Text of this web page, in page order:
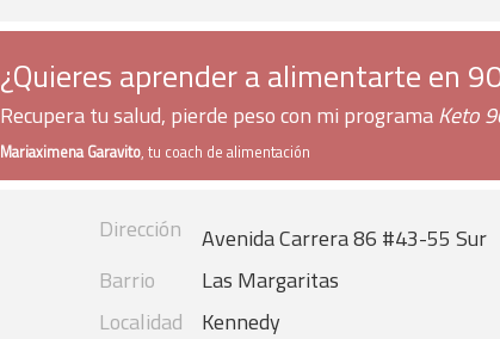
¿Quieres aprender a alimentarte en
Recupera tu salud, pierde peso con mi programaKeto
Mariaximena Garavito, tu coach de alimentación
Dirección
Avenida Carrera 86 #43-55 Sur
Barrio
Las Margaritas
Localidad
Kennedy